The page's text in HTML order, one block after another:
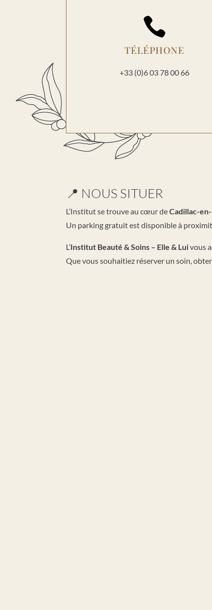

TÉLÉPHONE
+33 (0)6 03 78 00 66
📍 NOUS SITUER
L’Institut se trouve au cœur deCadillac-
Un parking gratuit est disponible à
L’Institut Beauté & Soins – Elle & Luivous
Que vous souhaitiez réserver un soin,